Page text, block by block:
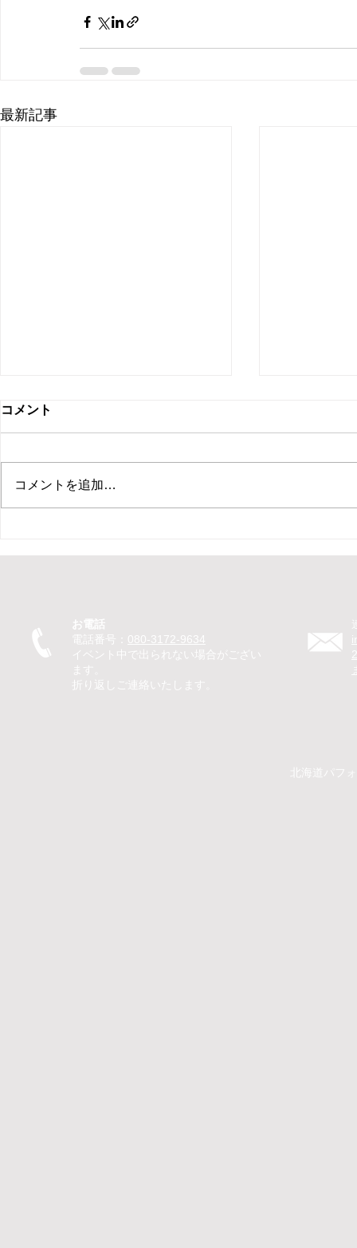
最新記事
ト ピエロ】保育園イベントで
に
ント マジ
コメント
コメントを追加…
お電話
電話番号： 080-3172-9634
イベント中で出られない場合がござい
ます。
折り返しご連絡いたします。
北海道パフ